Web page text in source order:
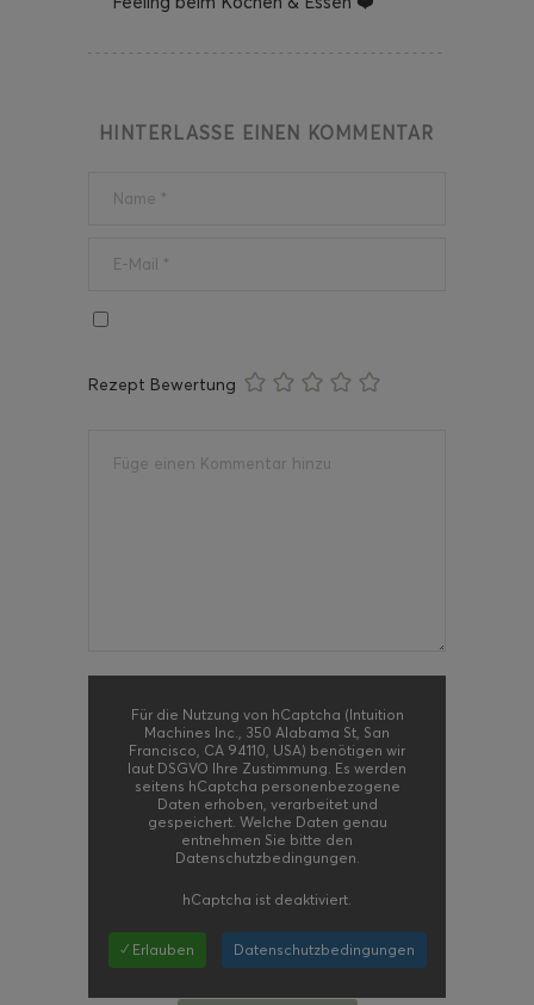
HINTERLASSE EINEN KOMMENTAR
Rezept Bewertung
Für die Nutzung von hCaptcha (Intuition
Machines Inc., 350 Alabama St, San
Francisco, CA 94110, USA) benötigen wir
laut DSGVO Ihre Zustimmung. Es werden
seitens hCaptcha personenbezogene
Daten erhoben, verarbeitet und
gespeichert. Welche Daten genau
entnehmen Sie bitte den
Datenschutzbedingungen.
hCaptcha ist deaktiviert.
✓ Erlauben Datenschutzbedingungen